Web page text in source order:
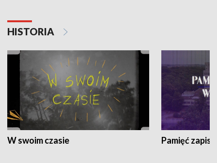
HISTORIA
W swoim czasie Pamięć